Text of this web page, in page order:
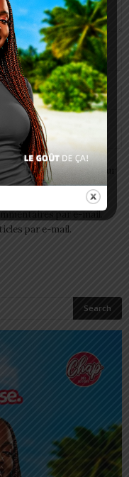
dans ce navigateur pour
par e-mail.
par e-mail.